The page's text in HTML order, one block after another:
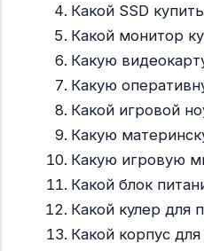
Какой SSD купить
Какой монитор
Какую
Какую
Какой игровой
Какую
Какую игровую
Какой блок
Какой кулер для
Какой корпус